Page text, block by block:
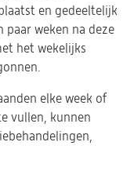
en gedeeltelijk
paar weken na deze
het wekelijks
elke week of
vullen, kunnen